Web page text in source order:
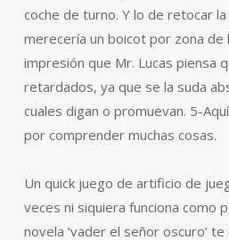
coche de turno. Y lo de retocar
merecería un boicot por zona
impresión que Mr. Lucas piensa
retardados, ya que se la suda
cuales digan o promuevan. 5-
por comprender muchas cosas.
Un quick juego de artificio de
veces ni siquiera funciona como
novela ‘vader el señor oscuro’